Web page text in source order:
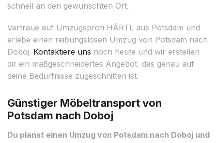
schnell an den gewünschten Ort.
Vertraue auf Umzugsprofi HÄRTL aus Potsdam und
erlebe einen reibungslosen Umzug von Potsdam nach
Doboj. Kontaktiere uns noch heute und wir erstellen
dir ein maßgeschneidertes Angebot, das genau auf
deine Bedürfnisse zugeschnitten ist.
Günstiger Möbeltransport von
Potsdam nach Doboj
Du planst einen Umzug von Potsdam nach Doboj und